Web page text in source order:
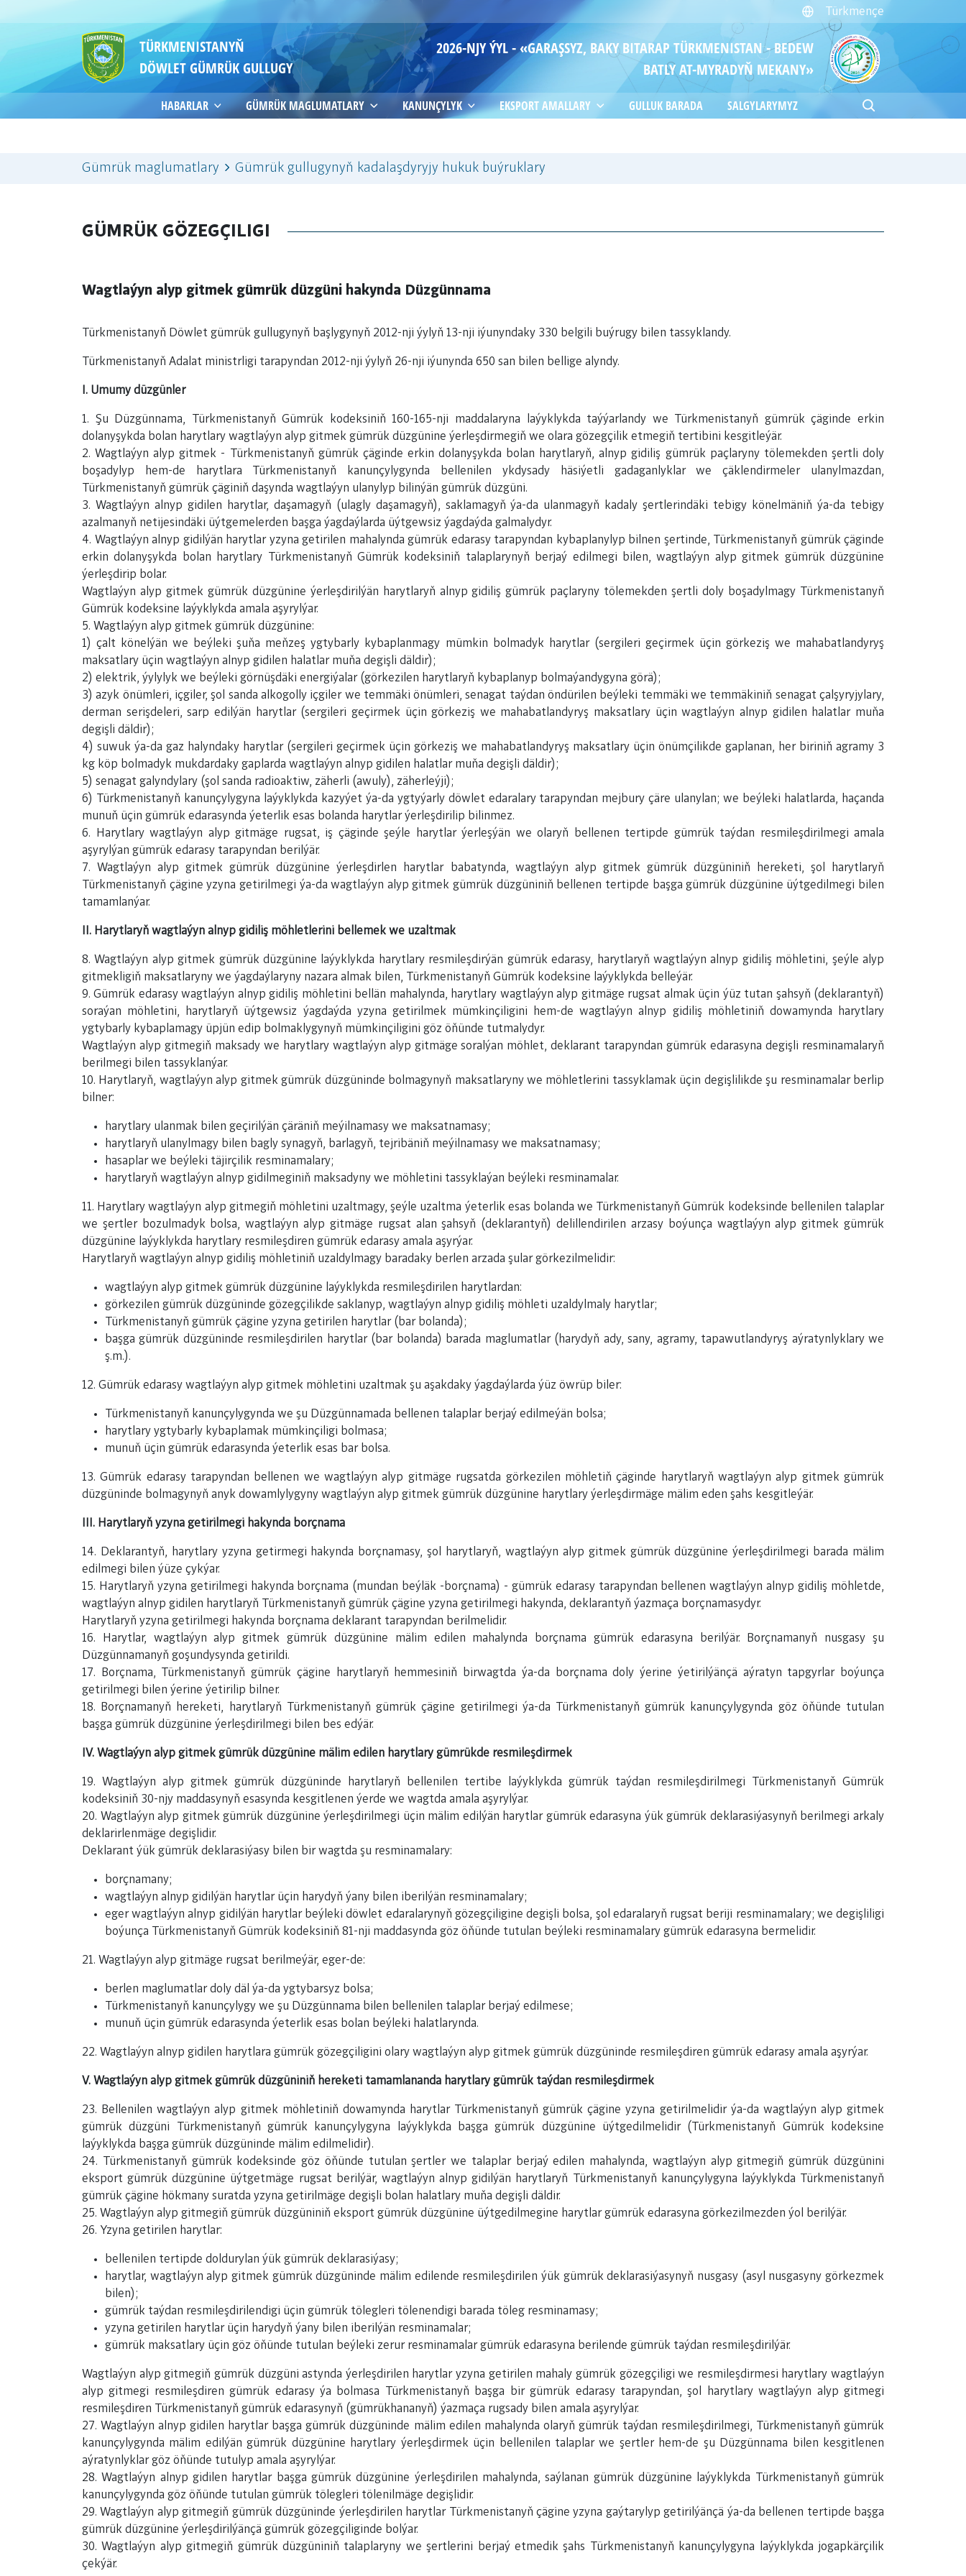
Türkmençe
TÜRKMENISTANYŇ
DÖWLET GÜMRÜK GULLUGY
2026-NJY ÝYL - «GARAŞSYZ, BAKY BITARAP TÜRKMENISTAN - BEDEW
BATLY AT-MYRADYŇ MEKANY»
HABARLAR GÜMRÜK MAGLUMATLARY KANUNÇYLYK EKSPORT AMALLARY GULLUK BARADA SALGYLARYMYZ
Gümrük maglumatlary Gümrük gullugynyň kadalaşdyryjy hukuk buýruklary
GÜMRÜK GÖZEGÇILIGI
Wagtlaýyn alyp gitmek gümrük düzgüni hakynda Düzgünnama
Türkmenistanyň Döwlet gümrük gullugynyň başlygynyň 2012-nji ýylyň 13-nji iýunyndaky 330 belgili buýrugy bilen tassyklandy.
Türkmenistanyň Adalat ministrligi tarapyndan 2012-nji ýylyň 26-nji iýunynda 650 san bilen bellige alyndy.
I. Umumy düzgünler
1. Şu Düzgünnama, Türkmenistanyň Gümrük kodeksiniň 160-165-nji maddalaryna laýyklykda taýýarlandy we Türkmenistanyň gümrük çäginde erkin
dolanyşykda bolan harytlary wagtlaýyn alyp gitmek gümrük düzgünine ýerleşdirmegiň we olara gözegçilik etmegiň tertibini kesgitleýär.
2. Wagtlaýyn alyp gitmek - Türkmenistanyň gümrük çäginde erkin dolanyşykda bolan harytlaryň, alnyp gidiliş gümrük paçlaryny tölemekden şertli doly
boşadylyp hem-de harytlara Türkmenistanyň kanunçylygynda bellenilen ykdysady häsiýetli gadaganlyklar we çäklendirmeler ulanylmazdan,
Türkmenistanyň gümrük çäginiň daşynda wagtlaýyn ulanylyp bilinýän gümrük düzgüni.
3. Wagtlaýyn alnyp gidilen harytlar, daşamagyň (ulagly daşamagyň), saklamagyň ýa-da ulanmagyň kadaly şertlerindäki tebigy könelmäniň ýa-da tebigy
azalmanyň netijesindäki üýtgemelerden başga ýagdaýlarda üýtgewsiz ýagdaýda galmalydyr.
4. Wagtlaýyn alnyp gidilýän harytlar yzyna getirilen mahalynda gümrük edarasy tarapyndan kybaplanylyp bilnen şertinde, Türkmenistanyň gümrük çäginde
erkin dolanyşykda bolan harytlary Türkmenistanyň Gümrük kodeksiniň talaplarynyň berjaý edilmegi bilen, wagtlaýyn alyp gitmek gümrük düzgünine
ýerleşdirip bolar.
Wagtlaýyn alyp gitmek gümrük düzgünine ýerleşdirilýän harytlaryň alnyp gidiliş gümrük paçlaryny tölemekden şertli doly boşadylmagy Türkmenistanyň
Gümrük kodeksine laýyklykda amala aşyrylýar.
5. Wagtlaýyn alyp gitmek gümrük düzgünine:
1) çalt könelýän we beýleki şuňa meňzeş ygtybarly kybaplanmagy mümkin bolmadyk harytlar (sergileri geçirmek üçin görkeziş we mahabatlandyryş
maksatlary üçin wagtlaýyn alnyp gidilen halatlar muňa degişli däldir);
2) elektrik, ýylylyk we beýleki görnüşdäki energiýalar (görkezilen harytlaryň kybaplanyp bolmaýandygyna görä);
3) azyk önümleri, içgiler, şol sanda alkogolly içgiler we temmäki önümleri, senagat taýdan öndürilen beýleki temmäki we temmäkiniň senagat çalşyryjylary,
derman serişdeleri, sarp edilýän harytlar (sergileri geçirmek üçin görkeziş we mahabatlandyryş maksatlary üçin wagtlaýyn alnyp gidilen halatlar muňa
degişli däldir);
4) suwuk ýa-da gaz halyndaky harytlar (sergileri geçirmek üçin görkeziş we mahabatlandyryş maksatlary üçin önümçilikde gaplanan, her biriniň agramy 3
kg köp bolmadyk mukdardaky gaplarda wagtlaýyn alnyp gidilen halatlar muňa degişli däldir);
5) senagat galyndylary (şol sanda radioaktiw, zäherli (awuly), zäherleýji);
6) Türkmenistanyň kanunçylygyna laýyklykda kazyýet ýa-da ygtyýarly döwlet edaralary tarapyndan mejbury çäre ulanylan; we beýleki halatlarda, haçanda
munuň üçin gümrük edarasynda ýeterlik esas bolanda harytlar ýerleşdirilip bilinmez.
6. Harytlary wagtlaýyn alyp gitmäge rugsat, iş çäginde şeýle harytlar ýerleşýän we olaryň bellenen tertipde gümrük taýdan resmileşdirilmegi amala
aşyrylýan gümrük edarasy tarapyndan berilýär.
7. Wagtlaýyn alyp gitmek gümrük düzgünine ýerleşdirlen harytlar babatynda, wagtlaýyn alyp gitmek gümrük düzgüniniň hereketi, şol harytlaryň
Türkmenistanyň çägine yzyna getirilmegi ýa-da wagtlaýyn alyp gitmek gümrük düzgüniniň bellenen tertipde başga gümrük düzgünine üýtgedilmegi bilen
tamamlanýar.
II. Harytlaryň wagtlaýyn alnyp gidiliş möhletlerini bellemek we uzaltmak
8. Wagtlaýyn alyp gitmek gümrük düzgünine laýyklykda harytlary resmileşdirýän gümrük edarasy, harytlaryň wagtlaýyn alnyp gidiliş möhletini, şeýle alyp
gitmekligiň maksatlaryny we ýagdaýlaryny nazara almak bilen, Türkmenistanyň Gümrük kodeksine laýyklykda belleýär.
9. Gümrük edarasy wagtlaýyn alnyp gidiliş möhletini bellän mahalynda, harytlary wagtlaýyn alyp gitmäge rugsat almak üçin ýüz tutan şahsyň (deklarantyň)
soraýan möhletini, harytlaryň üýtgewsiz ýagdaýda yzyna getirilmek mümkinçiligini hem-de wagtlaýyn alnyp gidiliş möhletiniň dowamynda harytlary
ygtybarly kybaplamagy üpjün edip bolmaklygynyň mümkinçiligini göz öňünde tutmalydyr.
Wagtlaýyn alyp gitmegiň maksady we harytlary wagtlaýyn alyp gitmäge soralýan möhlet, deklarant tarapyndan gümrük edarasyna degişli resminamalaryň
berilmegi bilen tassyklanýar.
10. Harytlaryň, wagtlaýyn alyp gitmek gümrük düzgüninde bolmagynyň maksatlaryny we möhletlerini tassyklamak üçin degişlilikde şu resminamalar berlip
bilner:
harytlary ulanmak bilen geçirilýän çäräniň meýilnamasy we maksatnamasy;
harytlaryň ulanylmagy bilen bagly synagyň, barlagyň, tejribäniň meýilnamasy we maksatnamasy;
hasaplar we beýleki täjirçilik resminamalary;
harytlaryň wagtlaýyn alnyp gidilmeginiň maksadyny we möhletini tassyklaýan beýleki resminamalar.
11. Harytlary wagtlaýyn alyp gitmegiň möhletini uzaltmagy, şeýle uzaltma ýeterlik esas bolanda we Türkmenistanyň Gümrük kodeksinde bellenilen talaplar
we şertler bozulmadyk bolsa, wagtlaýyn alyp gitmäge rugsat alan şahsyň (deklarantyň) delillendirilen arzasy boýunça wagtlaýyn alyp gitmek gümrük
düzgünine laýyklykda harytlary resmileşdiren gümrük edarasy amala aşyrýar.
Harytlaryň wagtlaýyn alnyp gidiliş möhletiniň uzaldylmagy baradaky berlen arzada şular görkezilmelidir:
wagtlaýyn alyp gitmek gümrük düzgünine laýyklykda resmileşdirilen harytlardan:
görkezilen gümrük düzgüninde gözegçilikde saklanyp, wagtlaýyn alnyp gidiliş möhleti uzaldylmaly harytlar;
Türkmenistanyň gümrük çägine yzyna getirilen harytlar (bar bolanda);
başga gümrük düzgüninde resmileşdirilen harytlar (bar bolanda) barada maglumatlar (harydyň ady, sany, agramy, tapawutlandyryş aýratynlyklary we
ş.m.).
12. Gümrük edarasy wagtlaýyn alyp gitmek möhletini uzaltmak şu aşakdaky ýagdaýlarda ýüz öwrüp biler:
Türkmenistanyň kanunçylygynda we şu Düzgünnamada bellenen talaplar berjaý edilmeýän bolsa;
harytlary ygtybarly kybaplamak mümkinçiligi bolmasa;
munuň üçin gümrük edarasynda ýeterlik esas bar bolsa.
13. Gümrük edarasy tarapyndan bellenen we wagtlaýyn alyp gitmäge rugsatda görkezilen möhletiň çäginde harytlaryň wagtlaýyn alyp gitmek gümrük
düzgüninde bolmagynyň anyk dowamlylygyny wagtlaýyn alyp gitmek gümrük düzgünine harytlary ýerleşdirmäge mälim eden şahs kesgitleýär.
III. Harytlaryň yzyna getirilmegi hakynda borçnama
14. Deklarantyň, harytlary yzyna getirmegi hakynda borçnamasy, şol harytlaryň, wagtlaýyn alyp gitmek gümrük düzgünine ýerleşdirilmegi barada mälim
edilmegi bilen ýüze çykýar.
15. Harytlaryň yzyna getirilmegi hakynda borçnama (mundan beýläk -borçnama) - gümrük edarasy tarapyndan bellenen wagtlaýyn alnyp gidiliş möhletde,
wagtlaýyn alnyp gidilen harytlaryň Türkmenistanyň gümrük çägine yzyna getirilmegi hakynda, deklarantyň ýazmaça borçnamasydyr.
Harytlaryň yzyna getirilmegi hakynda borçnama deklarant tarapyndan berilmelidir.
16. Harytlar, wagtlaýyn alyp gitmek gümrük düzgünine mälim edilen mahalynda borçnama gümrük edarasyna berilýär. Borçnamanyň nusgasy şu
Düzgünnamanyň goşundysynda getirildi.
17. Borçnama, Türkmenistanyň gümrük çägine harytlaryň hemmesiniň birwagtda ýa-da borçnama doly ýerine ýetirilýänçä aýratyn tapgyrlar boýunça
getirilmegi bilen ýerine ýetirilip bilner.
18. Borçnamanyň hereketi, harytlaryň Türkmenistanyň gümrük çägine getirilmegi ýa-da Türkmenistanyň gümrük kanunçylygynda göz öňünde tutulan
başga gümrük düzgünine ýerleşdirilmegi bilen bes edýär.
IV. Wagtlaýyn alyp gitmek gümrük düzgünine mälim edilen harytlary gümrükde resmileşdirmek
19. Wagtlaýyn alyp gitmek gümrük düzgüninde harytlaryň bellenilen tertibe laýyklykda gümrük taýdan resmileşdirilmegi Türkmenistanyň Gümrük
kodeksiniň 30-njy maddasynyň esasynda kesgitlenen ýerde we wagtda amala aşyrylýar.
20. Wagtlaýyn alyp gitmek gümrük düzgünine ýerleşdirilmegi üçin mälim edilýän harytlar gümrük edarasyna ýük gümrük deklarasiýasynyň berilmegi arkaly
deklarirlenmäge degişlidir.
Deklarant ýük gümrük deklarasiýasy bilen bir wagtda şu resminamalary:
borçnamany;
wagtlaýyn alnyp gidilýän harytlar üçin harydyň ýany bilen iberilýän resminamalary;
eger wagtlaýyn alnyp gidilýän harytlar beýleki döwlet edaralarynyň gözegçiligine degişli bolsa, şol edaralaryň rugsat beriji resminamalary; we degişliligi
boýunça Türkmenistanyň Gümrük kodeksiniň 81-nji maddasynda göz öňünde tutulan beýleki resminamalary gümrük edarasyna bermelidir.
21. Wagtlaýyn alyp gitmäge rugsat berilmeýär, eger-de:
berlen maglumatlar doly däl ýa-da ygtybarsyz bolsa;
Türkmenistanyň kanunçylygy we şu Düzgünnama bilen bellenilen talaplar berjaý edilmese;
munuň üçin gümrük edarasynda ýeterlik esas bolan beýleki halatlarynda.
22. Wagtlaýyn alnyp gidilen harytlara gümrük gözegçiligini olary wagtlaýyn alyp gitmek gümrük düzgüninde resmileşdiren gümrük edarasy amala aşyrýar.
V. Wagtlaýyn alyp gitmek gümrük düzgüniniň hereketi tamamlananda harytlary gümrük taýdan resmileşdirmek
23. Bellenilen wagtlaýyn alyp gitmek möhletiniň dowamynda harytlar Türkmenistanyň gümrük çägine yzyna getirilmelidir ýa-da wagtlaýyn alyp gitmek
gümrük düzgüni Türkmenistanyň gümrük kanunçylygyna laýyklykda başga gümrük düzgünine üýtgedilmelidir (Türkmenistanyň Gümrük kodeksine
laýyklykda başga gümrük düzgüninde mälim edilmelidir).
24. Türkmenistanyň gümrük kodeksinde göz öňünde tutulan şertler we talaplar berjaý edilen mahalynda, wagtlaýyn alyp gitmegiň gümrük düzgünini
eksport gümrük düzgünine üýtgetmäge rugsat berilýär, wagtlaýyn alnyp gidilýän harytlaryň Türkmenistanyň kanunçylygyna laýyklykda Türkmenistanyň
gümrük çägine hökmany suratda yzyna getirilmäge degişli bolan halatlary muňa degişli däldir.
25. Wagtlaýyn alyp gitmegiň gümrük düzgüniniň eksport gümrük düzgünine üýtgedilmegine harytlar gümrük edarasyna görkezilmezden ýol berilýär.
26. Yzyna getirilen harytlar:
bellenilen tertipde doldurylan ýük gümrük deklarasiýasy;
harytlar, wagtlaýyn alyp gitmek gümrük düzgüninde mälim edilende resmileşdirilen ýük gümrük deklarasiýasynyň nusgasy (asyl nusgasyny görkezmek
bilen);
gümrük taýdan resmileşdirilendigi üçin gümrük tölegleri tölenendigi barada töleg resminamasy;
yzyna getirilen harytlar üçin harydyň ýany bilen iberilýän resminamalar;
gümrük maksatlary üçin göz öňünde tutulan beýleki zerur resminamalar gümrük edarasyna berilende gümrük taýdan resmileşdirilýär.
Wagtlaýyn alyp gitmegiň gümrük düzgüni astynda ýerleşdirilen harytlar yzyna getirilen mahaly gümrük gözegçiligi we resmileşdirmesi harytlary wagtlaýyn
alyp gitmegi resmileşdiren gümrük edarasy ýa bolmasa Türkmenistanyň başga bir gümrük edarasy tarapyndan, şol harytlary wagtlaýyn alyp gitmegi
resmileşdiren Türkmenistanyň gümrük edarasynyň (gümrükhananyň) ýazmaça rugsady bilen amala aşyrylýar.
27. Wagtlaýyn alnyp gidilen harytlar başga gümrük düzgüninde mälim edilen mahalynda olaryň gümrük taýdan resmileşdirilmegi, Türkmenistanyň gümrük
kanunçylygynda mälim edilýän gümrük düzgünine harytlary ýerleşdirmek üçin bellenilen talaplar we şertler hem-de şu Düzgünnama bilen kesgitlenen
aýratynlyklar göz öňünde tutulyp amala aşyrylýar.
28. Wagtlaýyn alnyp gidilen harytlar başga gümrük düzgünine ýerleşdirilen mahalynda, saýlanan gümrük düzgünine laýyklykda Türkmenistanyň gümrük
kanunçylygynda göz öňünde tutulan gümrük tölegleri tölenilmäge degişlidir.
29. Wagtlaýyn alyp gitmegiň gümrük düzgüninde ýerleşdirilen harytlar Türkmenistanyň çägine yzyna gaýtarylyp getirilýänçä ýa-da bellenen tertipde başga
gümrük düzgünine ýerleşdirilýänçä gümrük gözegçiliginde bolýar.
30. Wagtlaýyn alyp gitmegiň gümrük düzgüniniň talaplaryny we şertlerini berjaý etmedik şahs Türkmenistanyň kanunçylygyna laýyklykda jogapkärçilik
çekýär.